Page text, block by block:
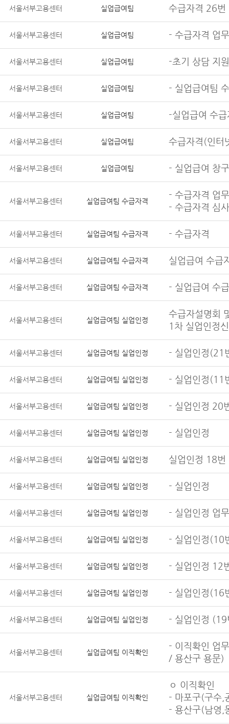
서울서부고용센터 실업급여팀 수급자격 26번
서울서부고용센터 실업급여팀 - 수급자격 업무
서울서부고용센터 실업급여팀 -초기 상담 지
서울서부고용센터 실업급여팀 - 실업급여팀
서울서부고용센터 실업급여팀 -실업급여 수
서울서부고용센터 실업급여팀 수급자격(인터
서울서부고용센터 실업급여팀 - 실업급여 창
서울서부고용센터 실업급여팀 수급자격
- 수급자격 업무
- 수급자격 심
서울서부고용센터 실업급여팀 수급자격 - 수급자격
서울서부고용센터 실업급여팀 수급자격 실업급여 수급
서울서부고용센터 실업급여팀 수급자격 - 실업급여 수
서울서부고용센터 실업급여팀 실업인정
수급자설명회
1차 실업인정
서울서부고용센터 실업급여팀 실업인정 - 실업인정(21
서울서부고용센터 실업급여팀 실업인정 - 실업인정(11
서울서부고용센터 실업급여팀 실업인정 - 실업인정 20
서울서부고용센터 실업급여팀 실업인정 - 실업인정
서울서부고용센터 실업급여팀 실업인정 실업인정 18번
서울서부고용센터 실업급여팀 실업인정 - 실업인정
서울서부고용센터 실업급여팀 실업인정 - 실업인정 업무
서울서부고용센터 실업급여팀 실업인정 - 실업인정(10
서울서부고용센터 실업급여팀 실업인정 - 실업인정 12
서울서부고용센터 실업급여팀 실업인정 - 실업인정(16
서울서부고용센터 실업급여팀 실업인정 - 실업인정 (19
서울서부고용센터 실업급여팀 이직확인
- 이직확인 업
/ 용산구 용문)
서울서부고용센터 실업급여팀 이직확인
ㅇ 이직확인
- 마포구(구수,
- 용산구(남영,